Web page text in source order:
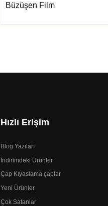
Büzüşen Film
Hızlı Erişim
Blog Yazıları
İndirimdeki Ürünler
Çap Kıyaslama çaplar
Yeni Ürünler
Çok Satanlar